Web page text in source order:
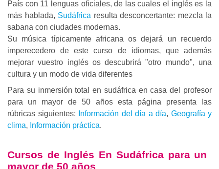
País con 11 lenguas oficiales, de las cuales el inglés es la
más hablada, Sudáfrica resulta desconcertante: mezcla la
sabana con ciudades modernas.
Su música típicamente africana os dejará un recuerdo
imperecedero de este curso de idiomas, que además
mejorar vuestro inglés os descubrirá "otro mundo", una
cultura y un modo de vida diferentes
Para su inmersión total en sudáfrica en casa del profesor
para un mayor de 50 años esta página presenta las
rúbricas siguientes:
Información del día a día, Geografía y
clima, Información práctica.
Cursos de Inglés En Sudáfrica para un
mayor de 50 años